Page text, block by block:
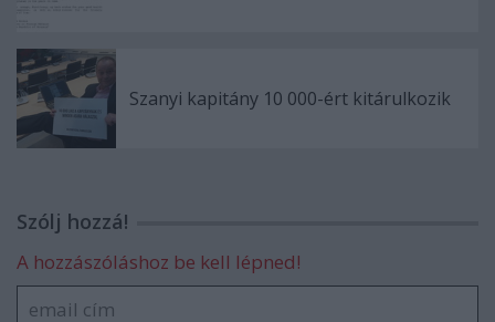
Szanyi kapitány 10 000-ért kitárulkozik
Szólj hozzá!
A hozzászóláshoz be kell lépned!